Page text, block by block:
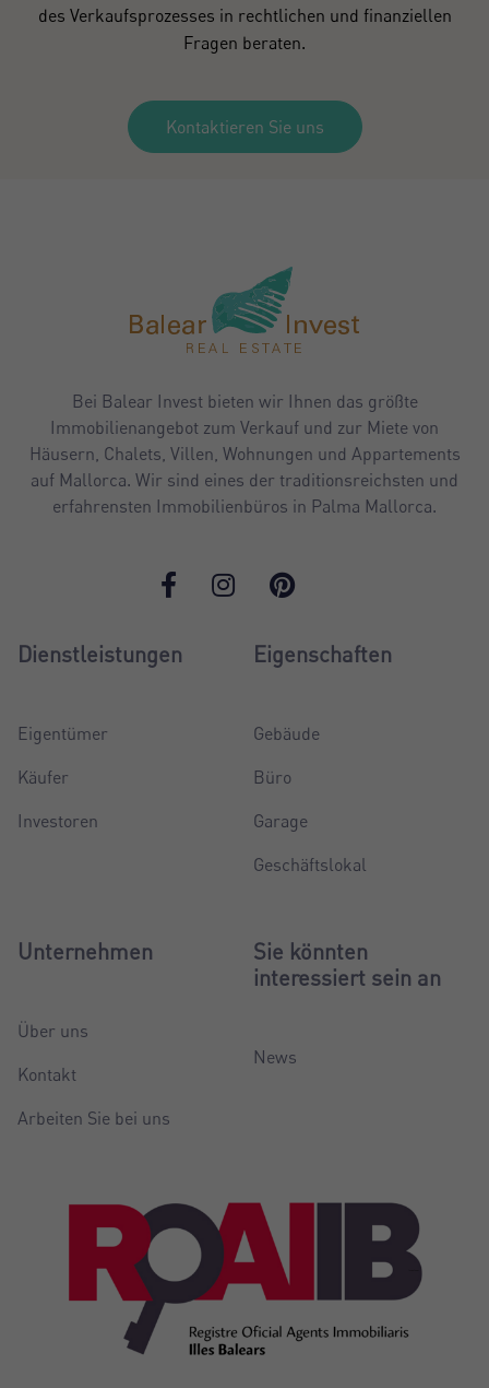
des Verkaufsprozesses in rechtlichen und finanziellen
Fragen beraten.
Kontaktieren Sie uns
Bei Balear Invest bieten wir Ihnen das größte
Immobilienangebot zum Verkauf und zur Miete von
Häusern, Chalets, Villen, Wohnungen und Appartements
auf Mallorca. Wir sind eines der traditionsreichsten und
erfahrensten Immobilienbüros in Palma Mallorca.
Dienstleistungen
Eigentümer
Käufer
Investoren
Eigenschaften
Gebäude
Büro
Garage
Geschäftslokal
Unternehmen
Über uns
Kontakt
Arbeiten Sie bei uns
Sie könnten
interessiert sein an
News